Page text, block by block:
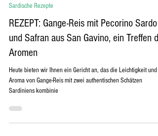
5. Feb. 2025
Sardische Rezepte
REZEPT: Gange-Reis mit Pecorino Sardo
und Safran aus San Gavino, ein Treffen
Aromen
Heute bieten wir Ihnen ein Gericht an, das die Leichtigkeit und
Sardiniens kombinie